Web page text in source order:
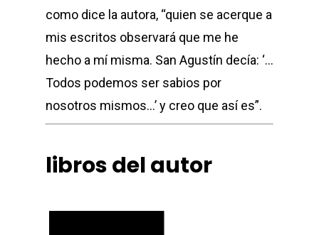
como dice la autora, “quien se acerque a
mis escritos observará que me he
hecho a mí misma. San Agustín decía: ‘…
Todos podemos ser sabios por
nosotros mismos…’ y creo que así es”.
libros del autor